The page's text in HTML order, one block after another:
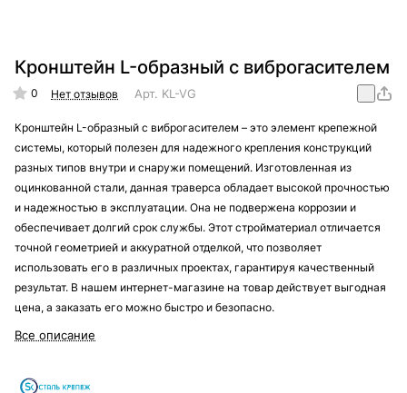
Кронштейн L-образный с виброгасителем
0 Нет отзывов Арт. KL-VG
Кронштейн L-образный с виброгасителем – это элемент крепежной
системы, который полезен для надежного крепления конструкций
разных типов внутри и снаружи помещений. Изготовленная из
оцинкованной стали, данная траверса обладает высокой прочностью
и надежностью в эксплуатации. Она не подвержена коррозии и
обеспечивает долгий срок службы. Этот стройматериал отличается
точной геометрией и аккуратной отделкой, что позволяет
использовать его в различных проектах, гарантируя качественный
результат. В нашем интернет-магазине на товар действует выгодная
цена, а заказать его можно быстро и безопасно.
Все описание